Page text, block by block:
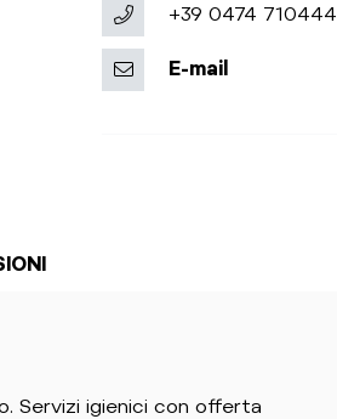
+39 0474 710444
E-mail
Servizi igienici con offerta